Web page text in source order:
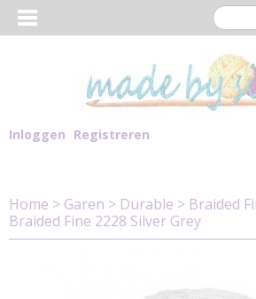
Inloggen Registreren
Home > Garen > Durable > Braided
Braided Fine 2228 Silver Grey